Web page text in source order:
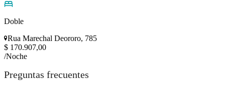
Doble
Rua Marechal Deororo, 785
$ 170.907,00
/Noche
Preguntas frecuentes